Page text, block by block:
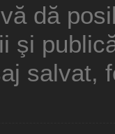
dă
şi
salvat,